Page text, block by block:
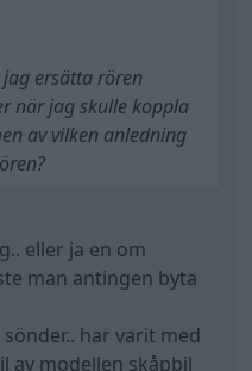
ersätta rören
när jag skulle koppla
av vilken anledning
eller ja en om
man antingen byta
har varit med
av modellen skåpbil